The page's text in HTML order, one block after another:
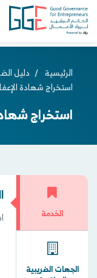
الرئيسية / دليل
استخراج شهادة
استخراج
الخدمة
الجهات الضريبية